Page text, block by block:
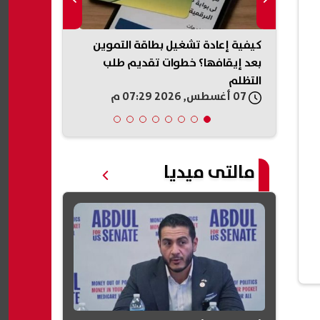
كيفية إعادة تشغيل بطاقة التموين
بعد إيقافها؟ خطوات تقديم طلب
التظلم
مالتى ميديا